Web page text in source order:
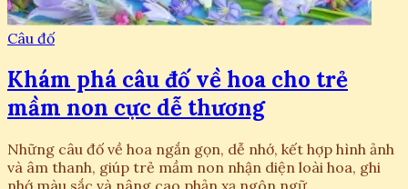
Câu đố
Khám phá câu đố về hoa cho trẻ
mầm non cực dễ thương
Những câu đố về hoa ngắn gọn, dễ nhớ, kết hợp hình ảnh
và âm thanh, giúp trẻ mầm non nhận diện loài hoa, ghi
nhớ màu sắc và nâng cao phản xạ ngôn ngữ.